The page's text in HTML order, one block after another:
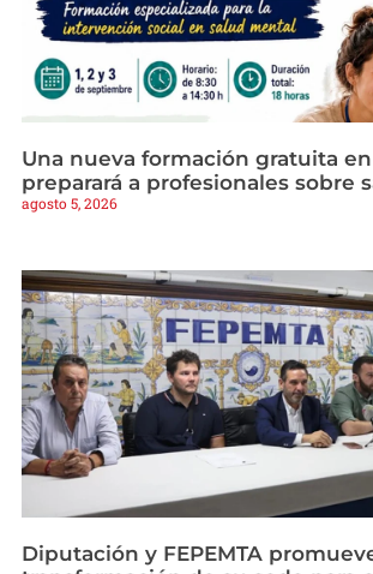
Una nueva formación gratuita
preparará a profesionales sobre
agosto 5, 2026
Diputación y FEPEMTA